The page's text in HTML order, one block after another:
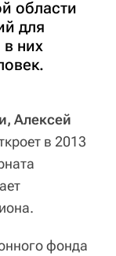
области
для
них
Алексей
в 2013
фонда